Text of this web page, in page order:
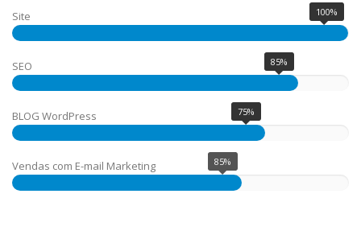
Site 100%
SEO 85%
BLOG WordPress 75%
Vendas com E-mail Marketing